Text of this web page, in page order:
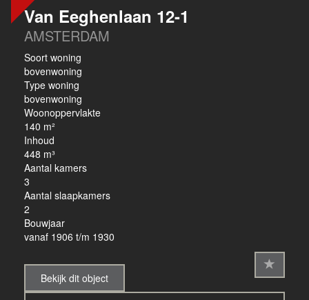
Van Eeghenlaan 12-1
AMSTERDAM
Soort woning
bovenwoning
Type woning
bovenwoning
Woonoppervlakte
140 m²
Inhoud
448 m³
Aantal kamers
3
Aantal slaapkamers
2
Bouwjaar
vanaf 1906 t/m 1930
Bekijk dit object